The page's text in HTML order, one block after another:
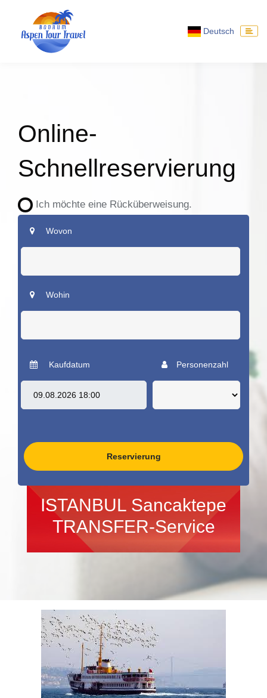
Deutsch
Online-
Schnellreservierung
Ich möchte eine Rücküberweisung.
Wovon
Wohin
Kaufdatum Personenzahl
Reservierung
ISTANBUL Sancaktepe
TRANSFER-Service